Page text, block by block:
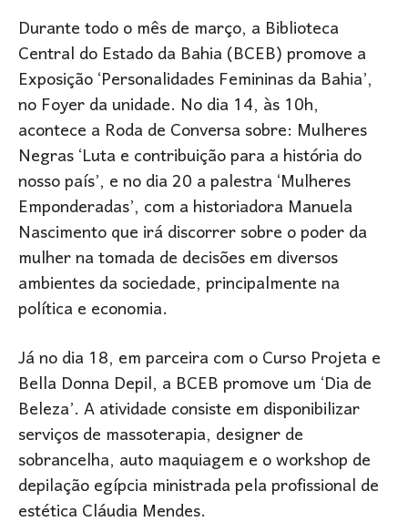
Durante todo o mês de março, a Biblioteca
Central do Estado da Bahia (BCEB) promove a
Exposição ‘Personalidades Femininas da Bahia’,
no Foyer da unidade. No dia 14, às 10h,
acontece a Roda de Conversa sobre: Mulheres
Negras ‘Luta e contribuição para a história do
nosso país’, e no dia 20 a palestra ‘Mulheres
Emponderadas’, com a historiadora Manuela
Nascimento que irá discorrer sobre o poder da
mulher na tomada de decisões em diversos
ambientes da sociedade, principalmente na
política e economia.
Já no dia 18, em parceira com o Curso Projeta e
Bella Donna Depil, a BCEB promove um ‘Dia de
Beleza’. A atividade consiste em disponibilizar
serviços de massoterapia, designer de
sobrancelha, auto maquiagem e o workshop de
depilação egípcia ministrada pela profissional de
estética Cláudia Mendes.